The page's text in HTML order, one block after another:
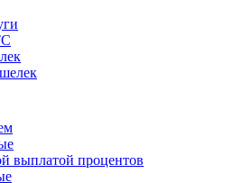
выплатой процентов